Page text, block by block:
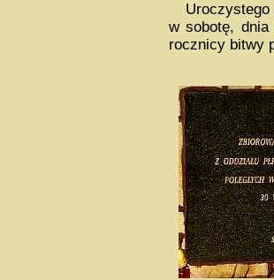
Uroczystego
w sobotę,
rocznicy bitwy